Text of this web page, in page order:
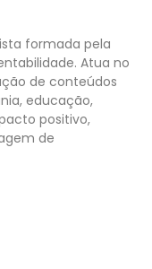
formada pela
Atua no
de conteúdos
educação,
positivo,
de